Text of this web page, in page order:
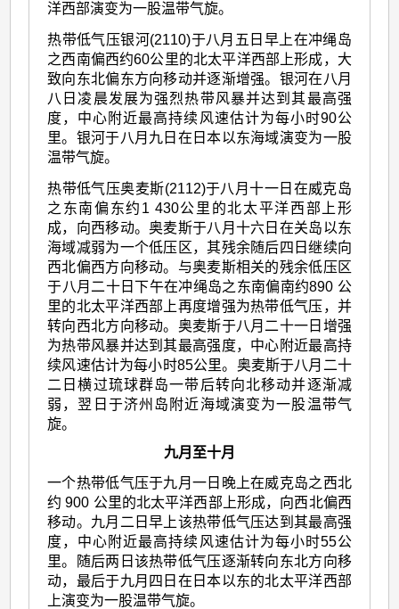
洋西部演变为一股温带气旋。
热带低气压银河(2110)于八月五日早上在冲绳岛
之西南偏西约60公里的北太平洋西部上形成，大
致向东北偏东方向移动并逐渐增强。银河在八月
八日凌晨发展为强烈热带风暴并达到其最高强
度，中心附近最高持续风速估计为每小时90公
里。银河于八月九日在日本以东海域演变为一股
温带气旋。
热带低气压奥麦斯(2112)于八月十一日在威克岛
之东南偏东约1 430公里的北太平洋西部上形
成，向西移动。奥麦斯于八月十六日在关岛以东
海域减弱为一个低压区，其残余随后四日继续向
西北偏西方向移动。与奥麦斯相关的残余低压区
于八月二十日下午在冲绳岛之东南偏南约890 公
里的北太平洋西部上再度增强为热带低气压，并
转向西北方向移动。奥麦斯于八月二十一日增强
为热带风暴并达到其最高强度，中心附近最高持
续风速估计为每小时85公里。奥麦斯于八月二十
二日横过琉球群岛一带后转向北移动并逐渐减
弱，翌日于济州岛附近海域演变为一股温带气
旋。
九月至十月
一个热带低气压于九月一日晚上在威克岛之西北
约 900 公里的北太平洋西部上形成，向西北偏西
移动。九月二日早上该热带低气压达到其最高强
度，中心附近最高持续风速估计为每小时55公
里。随后两日该热带低气压逐渐转向东北方向移
动，最后于九月四日在日本以东的北太平洋西部
上演变为一股温带气旋。